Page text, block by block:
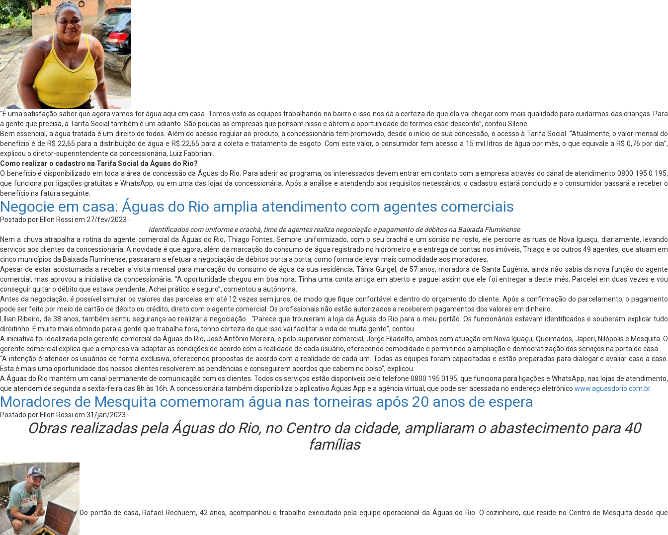
“É uma satisfação saber que agora vamos ter água aqui em casa. Temos visto as equipes trabalhando no bairro e isso nos dá a certeza de que ela vai chegar com mais qualidade para cuidarmos das crianças. Para
a gente que precisa, a Tarifa Social também é um adianto. São poucas as empresas que pensam nisso e abrem a oportunidade de termos esse desconto”, contou Silene.
Bem essencial, a água tratada é um direito de todos. Além do acesso regular ao produto, a concessionária tem promovido, desde o início de sua concessão, o acesso à Tarifa Social. “Atualmente, o valor mensal do
benefício é de R$ 22,65 para a distribuição de água e R$ 22,65 para a coleta e tratamento de esgoto. Com este valor, o consumidor tem acesso a 15 mil litros de água por mês, o que equivale a R$ 0,76 por dia”,
explicou o diretor-superintendente da concessionária, Luiz Fabbriani.
Como realizar o cadastro na Tarifa Social da Águas do Rio?
O benefício é disponibilizado em toda a área de concessão da Águas do Rio. Para aderir ao programa, os interessados devem entrar em contato com a empresa através do canal de atendimento 0800 195 0 195,
que funciona por ligações gratuitas e WhatsApp, ou em uma das lojas da concessionária. Após a análise e atendendo aos requisitos necessários, o cadastro estará concluído e o consumidor passará a receber o
benefício na fatura seguinte.
Negocie em casa: Águas do Rio amplia atendimento com agentes comerciais
Postado por Ellon Rossi em 27/fev/2023 -
Identificados com uniforme e crachá, time de agentes realiza negociação e pagamento de débitos na Baixada Fluminense
Nem a chuva atrapalha a rotina do agente comercial da Águas do Rio, Thiago Fontes. Sempre uniformizado, com o seu crachá e um sorriso no rosto, ele percorre as ruas de Nova Iguaçu, diariamente, levando
serviços aos clientes da concessionária. A novidade é que agora, além da marcação do consumo de água registrado no hidrômetro e a entrega de contas nos imóveis, Thiago e os outros 49 agentes, que atuam em
cinco municípios da Baixada Fluminense, passaram a efetuar a negociação de débitos porta a porta, como forma de levar mais comodidade aos moradores.
Apesar de estar acostumada a receber a visita mensal para marcação do consumo de água da sua residência, Tânia Gurgel, de 57 anos, moradora de Santa Eugênia, ainda não sabia da nova função do agente
comercial, mas aprovou a iniciativa da concessionária. “A oportunidade chegou em boa hora. Tinha uma conta antiga em aberto e paguei assim que ele foi entregar a deste mês. Parcelei em duas vezes e vou
conseguir quitar o débito que estava pendente. Achei prático e seguro”, comentou a autônoma.
Antes da negociação, é possível simular os valores das parcelas em até 12 vezes sem juros, de modo que fique confortável e dentro do orçamento do cliente. Após a confirmação do parcelamento, o pagamento
pode ser feito por meio de cartão de débito ou crédito, direto com o agente comercial. Os profissionais não estão autorizados a receberem pagamentos dos valores em dinheiro.
Lílian Ribeiro, de 38 anos, também sentiu segurança ao realizar a negociação. “Parece que trouxeram a loja da Águas do Rio para o meu portão. Os funcionários estavam identificados e souberam explicar tudo
direitinho. É muito mais cômodo para a gente que trabalha fora, tenho certeza de que isso vai facilitar a vida de muita gente”, contou.
A iniciativa foi idealizada pelo gerente comercial da Águas do Rio, José Antônio Moreira, e pelo supervisor comercial, Jorge Filadelfo, ambos com atuação em Nova Iguaçu, Queimados, Japeri, Nilópolis e Mesquita. O
gerente comercial explica que a empresa vai adaptar as condições de acordo com a realidade de cada usuário, oferecendo comodidade e permitindo a ampliação e democratização dos serviços na porta de casa.
“A intenção é atender os usuários de forma exclusiva, oferecendo propostas de acordo com a realidade de cada um. Todas as equipes foram capacitadas e estão preparadas para dialogar e avaliar caso a caso.
Esta é mais uma oportunidade dos nossos clientes resolverem as pendências e conseguirem acordos que cabem no bolso”, explicou.
A Águas do Rio mantém um canal permanente de comunicação com os clientes. Todos os serviços estão disponíveis pelo telefone 0800 195 0195, que funciona para ligações e WhatsApp, nas lojas de atendimento,
que atendem de segunda a sexta-feira das 8h às 16h. A concessionária também disponibiliza o aplicativo Águas App e a agência virtual, que pode ser acessada no endereço eletrônico www.aguasdorio.com.br.
Moradores de Mesquita comemoram água nas torneiras após 20 anos de espera
Postado por Ellon Rossi em 31/jan/2023 -
Obras realizadas pela Águas do Rio, no Centro da cidade, ampliaram o abastecimento para 40
famílias
Do portão de casa, Rafael Rechuem, 42 anos, acompanhou o trabalho executado pela equipe operacional da Águas do Rio. O cozinheiro, que reside no Centro de Mesquita desde que